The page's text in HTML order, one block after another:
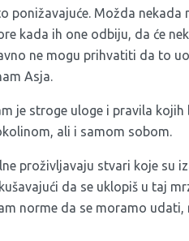
ponižavajuće. Možda
kada ih one odbiju, da će
ne mogu prihvatiti da to
Asja.
je stroge uloge i pravila
ali i samom sobom.
proživljavaju stvari koje su
da se uklopiš u taj
norme da se moramo